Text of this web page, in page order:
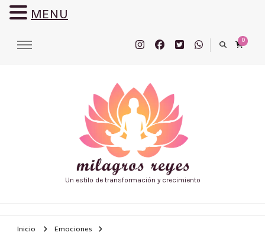
0
Un estilo de transformación y crecimiento
Inicio
Emociones
MENU